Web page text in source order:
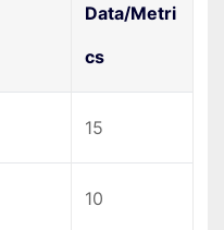
Data/Metri
cs
15
10